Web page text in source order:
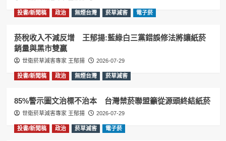
投書/新聞稿 政治 無煙台灣 菸草減害 電子菸
菸稅收入不減反增 王郁揚:藍綠白三黨錯誤修法將讓紙菸
銷量與黑市雙贏
世衛菸草減害專家 王郁揚 2026-07-29
投書/新聞稿 政治 無煙台灣 菸草減害
85%警示圖文治標不治本 台灣禁菸聯盟籲從源頭終結紙菸
世衛菸草減害專家 王郁揚 2026-07-29
投書/新聞稿 政治 菸草減害 電子菸